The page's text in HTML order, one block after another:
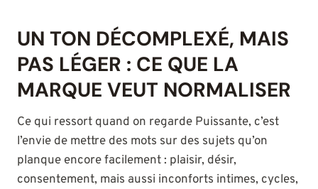
UN TON DÉCOMPLEXÉ, MAIS
PAS LÉGER : CE QUE LA
MARQUE VEUT NORMALISER
Ce qui ressort quand on regarde Puissante, c’est
l’envie de mettre des mots sur des sujets qu’on
planque encore facilement : plaisir, désir,
consentement, mais aussi inconforts intimes, cycles,